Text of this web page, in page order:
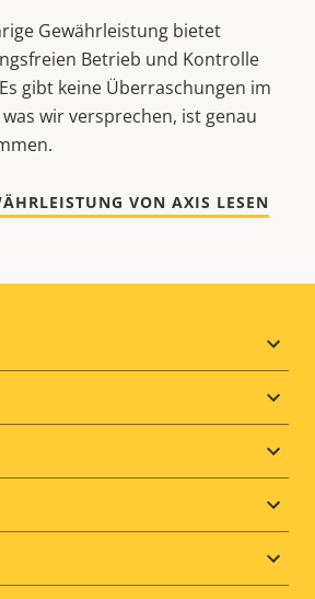
Gewährleistung bietet
Betrieb und Kontrolle
gibt keine Überraschungen im
wir versprechen, ist genau
VON AXIS LESEN